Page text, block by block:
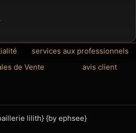
services aux professionnels
de Vente
avis client
lilith} {by ephsee}